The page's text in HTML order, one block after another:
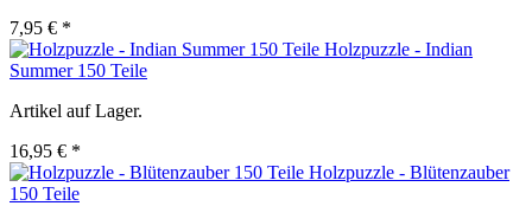
7,95 € *
Holzpuzzle - Indian
Summer 150 Teile
Artikel auf Lager.
16,95 € *
Holzpuzzle - Blütenzauber
150 Teile